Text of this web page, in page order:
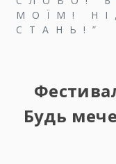
МОЇМ!
СТАНЬ!”
Будь